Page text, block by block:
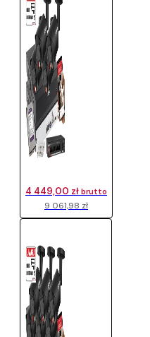
9 061,98 zł
4 449,00 zł brutto